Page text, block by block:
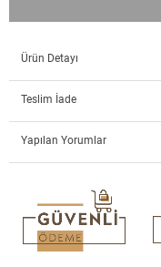
Ürün Detayı
Teslim İade
Yapılan Yorumlar